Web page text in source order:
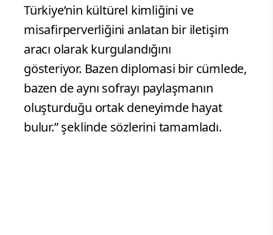
Türkiye’nin kültürel kimliğini ve
misafirperverliğini anlatan bir iletişim
aracı olarak kurgulandığını
gösteriyor. Bazen diplomasi bir cümlede,
bazen de aynı sofrayı paylaşmanın
oluşturduğu ortak deneyimde hayat
bulur.” şeklinde sözlerini tamamladı.